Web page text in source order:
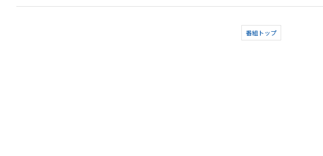
番組トップ